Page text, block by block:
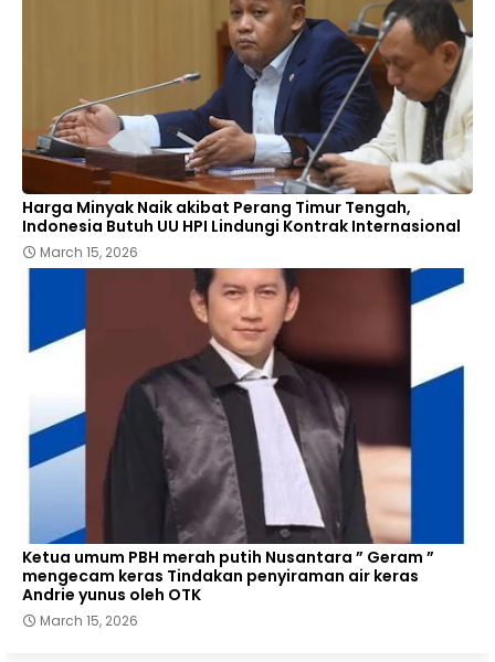
Harga Minyak Naik akibat Perang Timur Tengah,
Indonesia Butuh UU HPI Lindungi Kontrak Internasional
March 15, 2026
Ketua umum PBH merah putih Nusantara ” Geram ”
mengecam keras Tindakan penyiraman air keras
Andrie yunus oleh OTK
March 15, 2026